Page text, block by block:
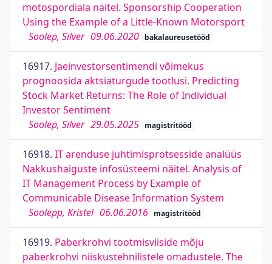
motospordiala näitel. Sponsorship Cooperation
Using the Example of a Little-Known Motorsport
Soolep, Silver 09.06.2020 bakalaureusetööd
16917. Jaeinvestorsentimendi võimekus
prognoosida aktsiaturgude tootlusi. Predicting
Stock Market Returns: The Role of Individual
Investor Sentiment
Soolep, Silver 29.05.2025 magistritööd
16918. IT arenduse juhtimisprotsesside analüüs
Nakkushaiguste infosüsteemi näitel. Analysis of
IT Management Process by Example of
Communicable Disease Information System
Soolepp, Kristel 06.06.2016 magistritööd
16919. Paberkrohvi tootmisviiside mõju
paberkrohvi niiskustehnilistele omadustele. The